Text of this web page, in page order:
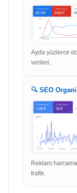
Ayda yüzlerce
verileri.
🔍 SEO
Reklam
trafik.